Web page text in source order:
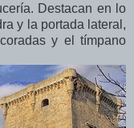
Destacan en lo
y la portada lateral,
y el tímpano